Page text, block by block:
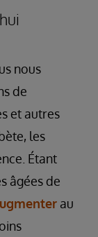
nous
de
et autres
les
Étant
âgées de
au